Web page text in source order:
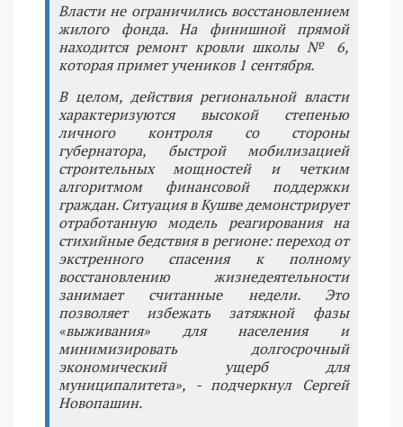
Власти не ограничились восстановлением
жилого фонда. На финишной прямой
находится ремонт кровли школы № 6,
которая примет учеников 1 сентября.
В целом, действия региональной власти
характеризуются высокой степенью
личного контроля со стороны
губернатора, быстрой мобилизацией
строительных мощностей и четким
алгоритмом финансовой поддержки
граждан. Ситуация в Кушве демонстрирует
отработанную модель реагирования на
стихийные бедствия в регионе: переход от
экстренного спасения к полному
восстановлению жизнедеятельности
занимает считанные недели. Это
позволяет избежать затяжной фазы
«выживания» для населения и
минимизировать долгосрочный
экономический ущерб для
муниципалитета», - подчеркнул Сергей
Новопашин.